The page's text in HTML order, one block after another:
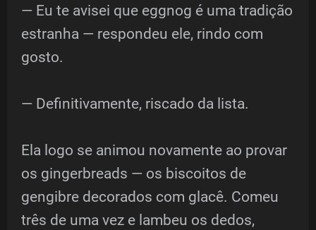
— Eu te avisei que eggnog é uma tradição
estranha — respondeu ele, rindo com
gosto.
— Definitivamente, riscado da lista.
Ela logo se animou novamente ao provar
os gingerbreads — os biscoitos de
gengibre decorados com glacê. Comeu
três de uma vez e lambeu os dedos,